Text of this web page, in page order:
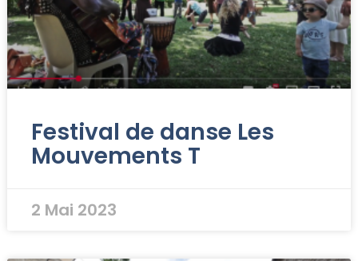
Festival de danse Les
Mouvements T
2 Mai 2023